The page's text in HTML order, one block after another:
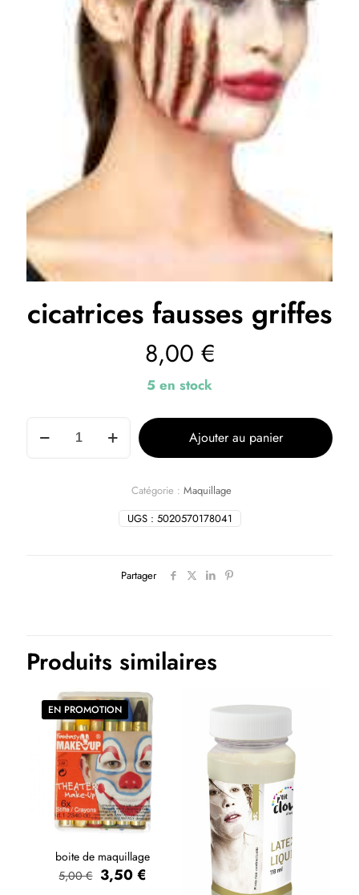
cicatrices fausses griffes
8,00 €
5 en stock
Ajouter au panier
UGS : 5020570178041
Catégorie : Maquillage
Partager
Produits similaires
EN PROMOTION
boite de maquillage
5,00€ 3,50€